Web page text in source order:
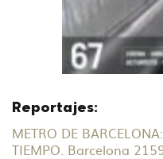
Reportajes:
METRO DE
TIEMPO. Barcelona